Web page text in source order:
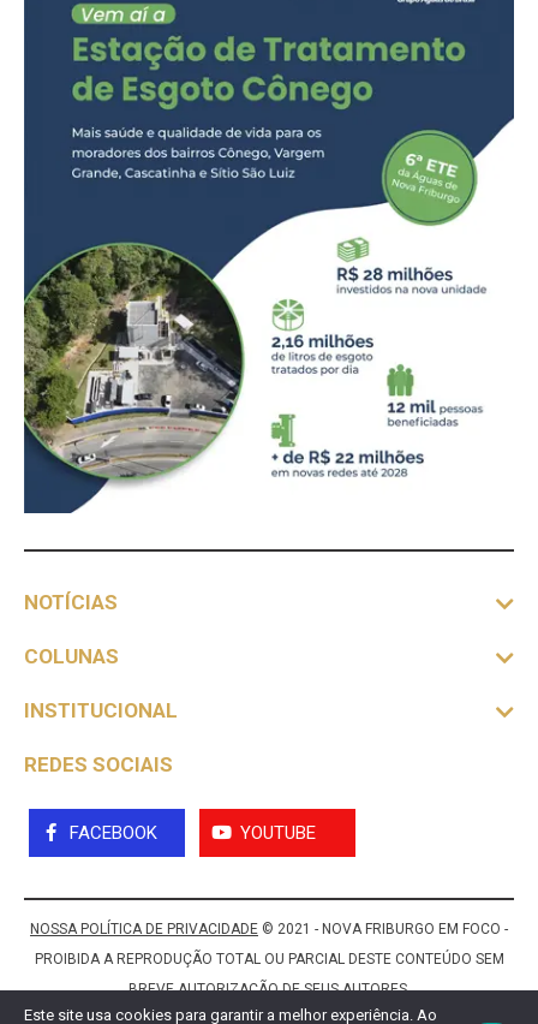
NOTÍCIAS
COLUNAS
INSTITUCIONAL
REDES SOCIAIS
FACEBOOK YOUTUBE
NOSSA POLÍTICA DE PRIVACIDADE © 2021 - NOVA FRIBURGO EM FOCO -
PROIBIDA A REPRODUÇÃO TOTAL OU PARCIAL DESTE CONTEÚDO SEM
BREVE AUTORIZAÇÃO DE SEUS AUTORES.
Este site usa cookies para garantir a melhor experiência. Ao